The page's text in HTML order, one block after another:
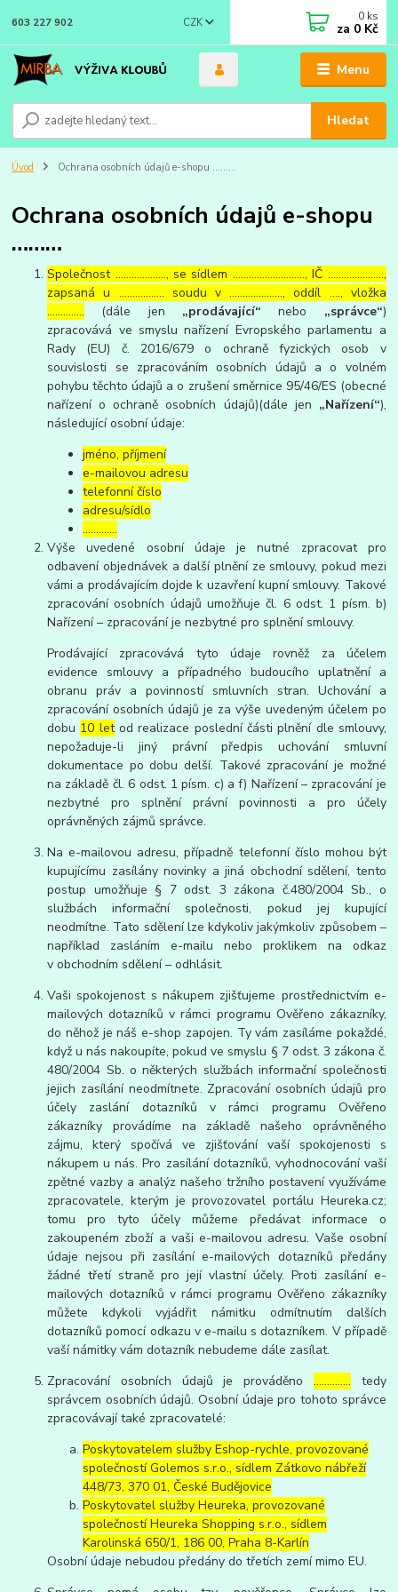
Menu
CZK
Hledat
603 227 902 0 ks
za 0 Kč
Úvod Ochrana osobních údajů e-shopu ………
Ochrana osobních údajů e-shopu
………
Společnost ………………., se sídlem ………………………, IČ …………………,
zapsaná u …………….. soudu v ……………….., oddíl …., vložka
………….. (dále jen „prodávající“ nebo „správce“)
zpracovává ve smyslu nařízení Evropského parlamentu a
Rady (EU) č. 2016/679 o ochraně fyzických osob v
souvislosti se zpracováním osobních údajů a o volném
pohybu těchto údajů a o zrušení směrnice 95/46/ES (obecné
nařízení o ochraně osobních údajů)(dále jen „Nařízení“),
následující osobní údaje:
jméno, příjmení
e-mailovou adresu
telefonní číslo
adresu/sídlo
………....
Výše uvedené osobní údaje je nutné zpracovat pro
odbavení objednávek a další plnění ze smlouvy, pokud mezi
vámi a prodávajícím dojde k uzavření kupní smlouvy. Takové
zpracování osobních údajů umožňuje čl. 6 odst. 1 písm. b)
Nařízení – zpracování je nezbytné pro splnění smlouvy.
Prodávající zpracovává tyto údaje rovněž za účelem
evidence smlouvy a případného budoucího uplatnění a
obranu práv a povinností smluvních stran. Uchování a
zpracování osobních údajů je za výše uvedeným účelem po
dobu 10 letod realizace poslední části plnění dle smlouvy,
nepožaduje-li jiný právní předpis uchování smluvní
dokumentace po dobu delší. Takové zpracování je možné
na základě čl. 6 odst. 1 písm. c) a f) Nařízení – zpracování je
nezbytné pro splnění právní povinnosti a pro účely
oprávněných zájmů správce.
Na e-mailovou adresu, případně telefonní číslo mohou být
kupujícímu zasílány novinky a jiná obchodní sdělení, tento
postup umožňuje § 7 odst. 3 zákona č.480/2004 Sb., o
službách informační společnosti, pokud jej kupující
neodmítne. Tato sdělení lze kdykoliv jakýmkoliv způsobem –
například zasláním e-mailu nebo proklikem na odkaz
v obchodním sdělení – odhlásit.
Vaši spokojenost s nákupem zjišťujeme prostřednictvím e-
mailových dotazníků v rámci programu Ověřeno zákazníky,
do něhož je náš e-shop zapojen. Ty vám zasíláme pokaždé,
když u nás nakoupíte, pokud ve smyslu § 7 odst. 3 zákona č.
480/2004 Sb. o některých službách informační společnosti
jejich zasílání neodmítnete. Zpracování osobních údajů pro
účely zaslání dotazníků v rámci programu Ověřeno
zákazníky provádíme na základě našeho oprávněného
zájmu, který spočívá ve zjišťování vaší spokojenosti s
nákupem u nás. Pro zasílání dotazníků, vyhodnocování vaší
zpětné vazby a analýz našeho tržního postavení využíváme
zpracovatele, kterým je provozovatel portálu Heureka.cz;
tomu pro tyto účely můžeme předávat informace o
zakoupeném zboží a vaši e-mailovou adresu. Vaše osobní
údaje nejsou při zasílání e-mailových dotazníků předány
žádné třetí straně pro její vlastní účely. Proti zasílání e-
mailových dotazníků v rámci programu Ověřeno zákazníky
můžete kdykoli vyjádřit námitku odmítnutím dalších
dotazníků pomocí odkazu v e-mailu s dotazníkem. V případě
vaší námitky vám dotazník nebudeme dále zasílat.
Zpracování osobních údajů je prováděno………….. tedy
správcem osobních údajů. Osobní údaje pro tohoto správce
zpracovávají také zpracovatelé:
Poskytovatelem služby Eshop-rychle, provozované
společností Golemos s.r.o., sídlem Zátkovo nábřeží
448/73, 370 01, České Budějovice
Poskytovatel služby Heureka, provozované
společností Heureka Shopping s.r.o., sídlem
Karolinská 650/1, 186 00, Praha 8-Karlín
Osobní údaje nebudou předány do třetích zemí mimo EU.